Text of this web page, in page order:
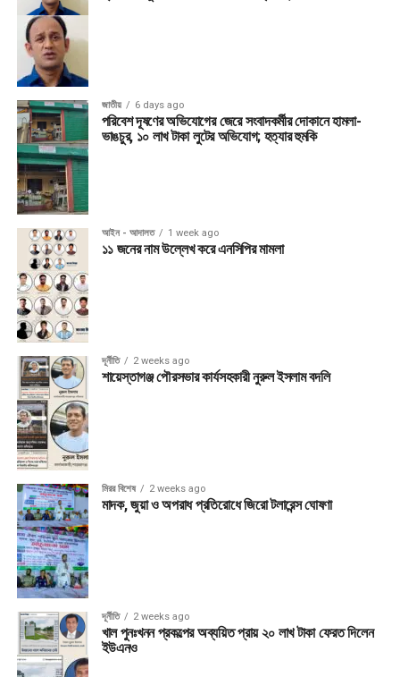
জাতীয় 6 days ago
পরিবেশ দূষণের অভিযোগের জেরে সংবাদকর্মীর দোকানে হামলা-
ভাঙচুর, ১০ লাখ টাকা লুটের অভিযোগ; হত্যার হুমকি
আইন - আদালত 1 week ago
১১ জনের নাম উল্লেখ করে এনসিপির মামলা
দূর্নীতি 2 weeks ago
শায়েস্তাগঞ্জ পৌরসভার কার্যসহকারী নুরুল ইসলাম বদলি
মিরর বিশেষ 2 weeks ago
মাদক, জুয়া ও অপরাধ প্রতিরোধে জিরো টলারেন্স ঘোষণা
দূর্নীতি 2 weeks ago
খাল পুনঃখনন প্রকল্পের অব্যয়িত প্রায় ২০ লাখ টাকা ফেরত দিলেন
ইউএনও